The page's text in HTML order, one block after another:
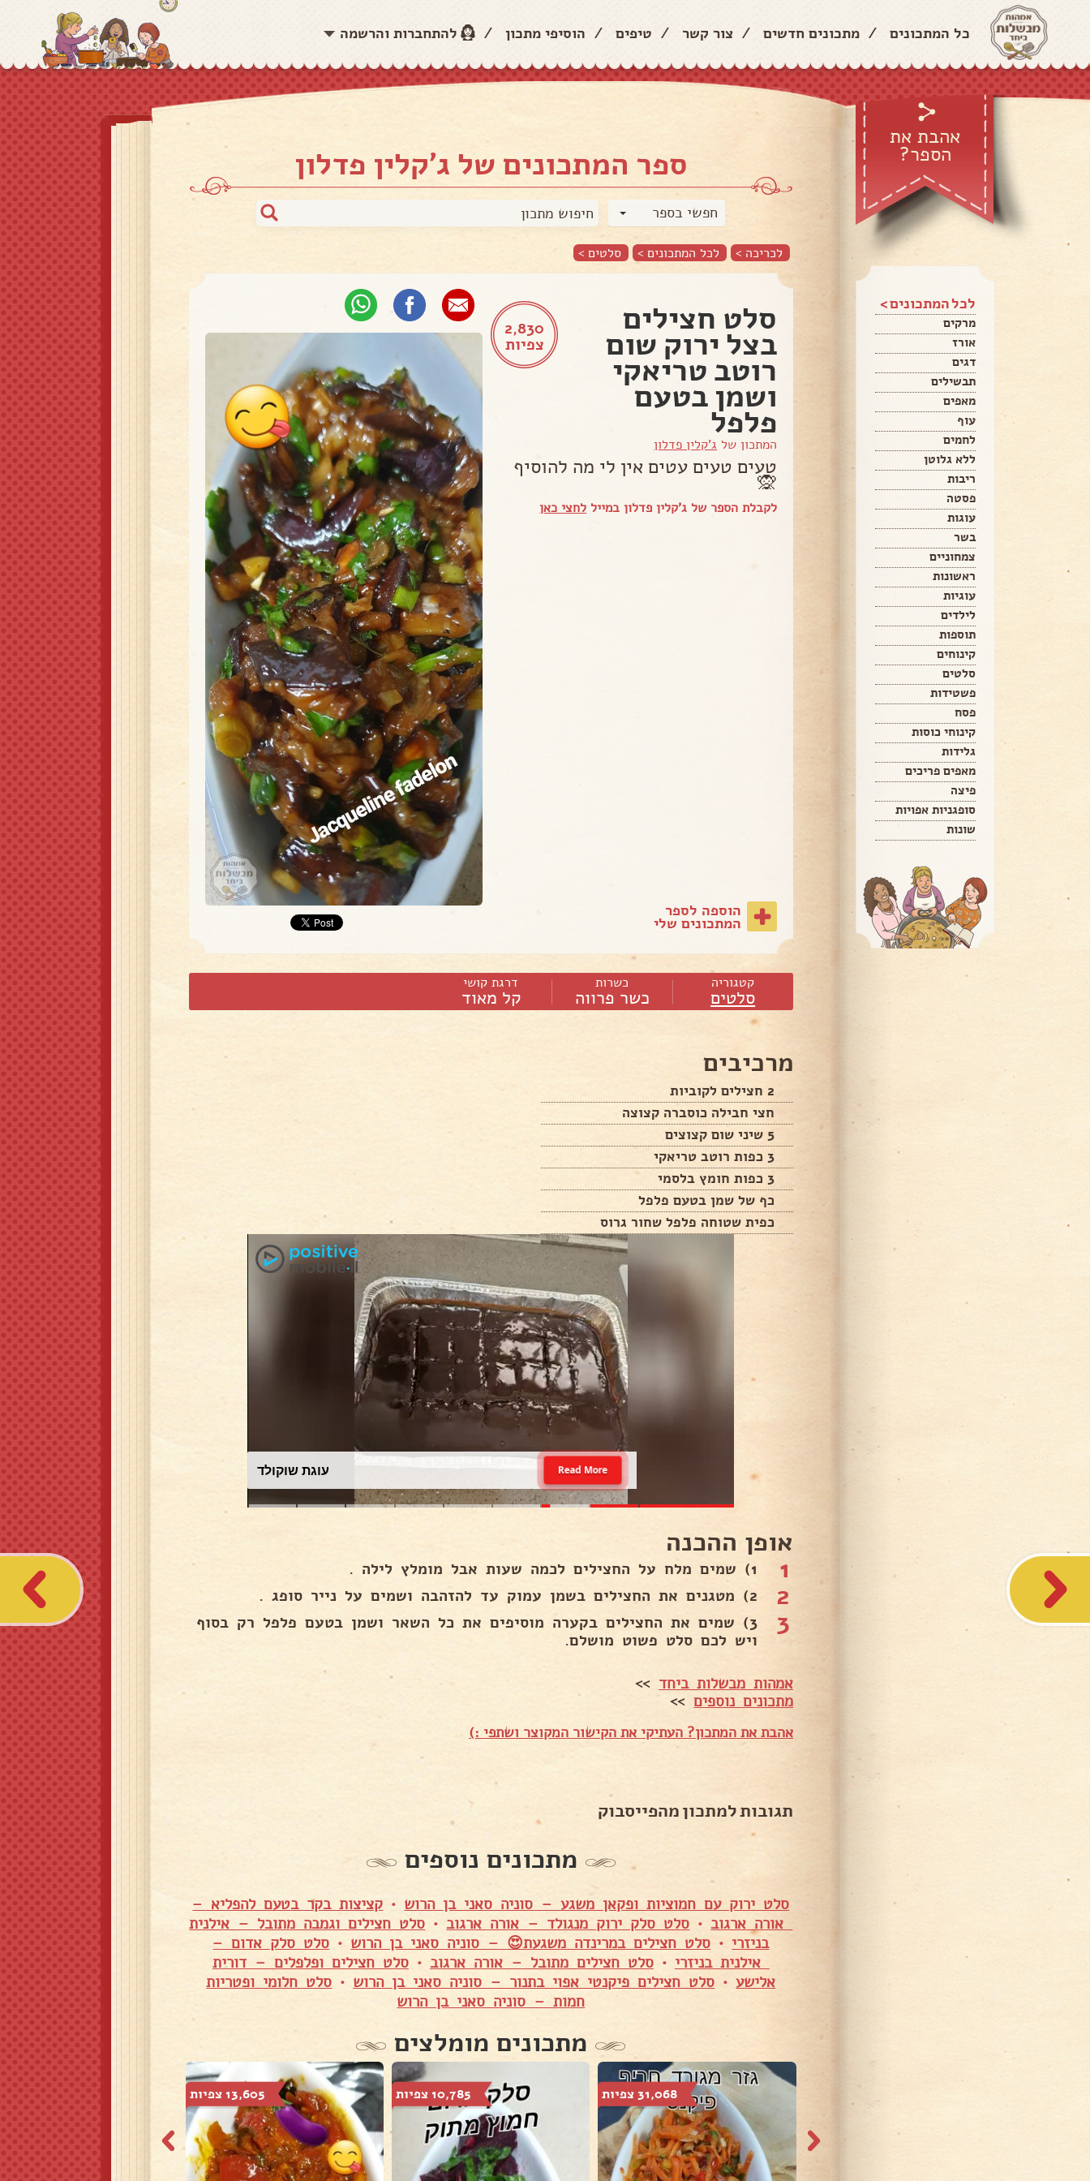
כל המתכונים / מתכונים חדשים / צור קשר / טיפים / הוסיפי מתכון / להתחברות והרשמה
אהבת את
הספר?
לכל המתכונים >
מרקים
אורז
דגים
תבשילים
מאפים
עוף
לחמים
ללא גלוטן
ריבות
פסטה
עוגות
בשר
צמחוניים
ראשונות
עוגיות
לילדים
תוספות
קינוחים
סלטים
פשטידות
פסח
קינוחי כוסות
גלידות
מאפים פריכים
פיצה
סופגניות אפויות
שונות
ספר המתכונים של ג'קלין פדלון
חפשי בספר
לכריכה > לכל המתכונים > סלטים >
2,830
צפיות
סלט חצילים
בצל ירוק שום
רוטב טריאקי
ושמן בטעם
פלפל
המתכון של ג'קלין פדלון
טעים טעים עטים אין לי מה להוסיף
🙊
לקבלת הספר של ג'קלין פדלון במייל לחצי כאן
הוספה לספר
המתכונים שלי
קטגוריה
סלטים
כשרות
כשר פרווה
דרגת קושי
קל מאוד
מרכיבים
2 חצילים לקוביות
חצי חבילה כוסברה קצוצה
5 שיני שום קצוצים
3 כפות רוטב טריאקי
3 כפות חומץ בלסמי
כף של שמן בטעם פלפל
כפית שטוחה פלפל שחור גרוס
עוגת שוקולד Read More
אופן ההכנה
1 1) שמים מלח על החצילים לכמה שעות אבל מומלץ לילה .
2 2) מטגנים את החצילים בשמן עמוק עד להזהבה ושמים על נייר סופג .
3
3) שמים את החצילים בקערה מוסיפים את כל השאר ושמן בטעם פלפל רק בסוף
ויש לכם סלט פשוט מושלם.
אמהות מבשלות ביחד >>
מתכונים נוספים>>
אהבת את המתכון? העתיקי את הקישור המקוצר ושתפי :)
תגובות למתכון מהפייסבוק
מתכונים נוספים
סלט ירוק עם חמוציות ופקאן משגע – סוניה סאני בן הרוש • קציצות בקר בטעם להפליא –
אורה ארגוב • סלט סלק ירוק מנגולד – אורה ארגוב • סלט חצילים וגמבה מתובל – אילנית
בניזרי • סלט חצילים במרינדה משגעת😍 – סוניה סאני בן הרוש • סלט סלק אדום –
אילנית בניזרי •סלט חצילים מתובל – אורה ארגוב •סלט חצילים ופלפלים – דורית
אלישע• סלט חצילים פיקנטי אפוי בתנור – סוניה סאני בן הרוש • סלט חלומי ופטריות
חמות – סוניה סאני בן הרוש
מתכונים מומלצים
31,068 צפיות 10,785 צפיות 13,605 צפיות